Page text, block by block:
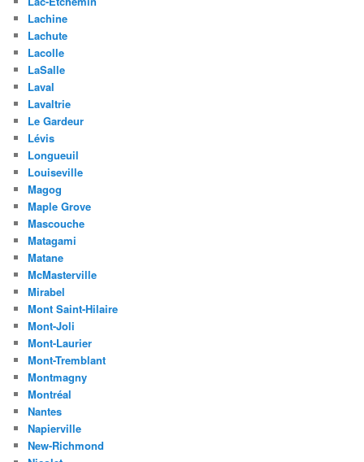
Lachine
Lachute
Lacolle
LaSalle
Laval
Lavaltrie
Le Gardeur
Lévis
Longueuil
Louiseville
Magog
Maple Grove
Mascouche
Matagami
Matane
McMasterville
Mirabel
Mont Saint-Hilaire
Mont-Joli
Mont-Laurier
Mont-Tremblant
Montmagny
Montréal
Nantes
Napierville
New-Richmond